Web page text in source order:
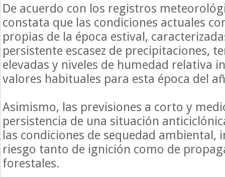
De acuerdo con los registros
constata que las condiciones actuales
propias de la época estival,
persistente escasez de precipitaciones,
elevadas y niveles de humedad relativa
valores habituales para esta época del
Asimismo, las previsiones a corto y
persistencia de una situación
las condiciones de sequedad ambiental,
riesgo tanto de ignición como de
forestales.